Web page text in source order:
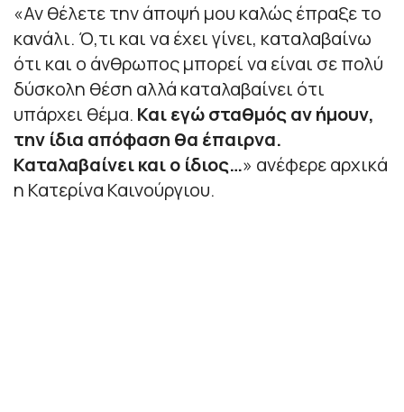
«Αν θέλετε την άποψή μου καλώς έπραξε το
κανάλι. Ό,τι και να έχει γίνει, καταλαβαίνω
ότι και ο άνθρωπος μπορεί να είναι σε πολύ
δύσκολη θέση αλλά καταλαβαίνει ότι
υπάρχει θέμα. Και εγώ σταθμός αν ήμουν,
την ίδια απόφαση θα έπαιρνα.
Καταλαβαίνει και ο ίδιος…» ανέφερε αρχικά
η Κατερίνα Καινούργιου.